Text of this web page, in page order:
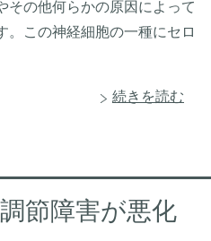
その他何らかの原因によって
。この神経細胞の一種にセロ
続きを読む
節障害が悪化